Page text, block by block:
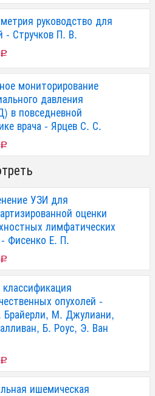
руководство для
- Стручков П. В.
Р
мониторирование
давления
в повседневной
врача - Ярцев С. С.
Р
УЗИ для
оценки
лимфатических
Фисенко Е. П.
Р
опухолей -
М. Джулиани,
Б. Роус, Э. Ван
Р
ишемическая